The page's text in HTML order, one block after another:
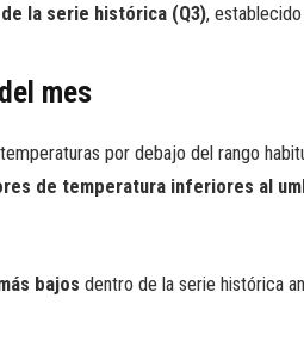
la serie histórica (Q3),
mes
por debajo del rango
de temperatura inferiores al
bajos dentro de la serie histórica